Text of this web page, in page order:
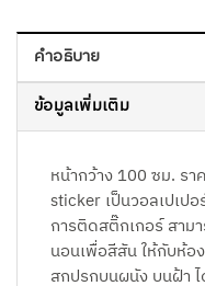
คำอธิบาย
ข้อมูลเพิ่มเติม
หน้ากว้าง 100 ซม. ร
sticker เป็นวอลเปเป
การติดสติ๊กเกอร์ สาม
นอนเพื่อสีสัน ให้กับห้อ
สกปรกบนผนัง บนฝ้า